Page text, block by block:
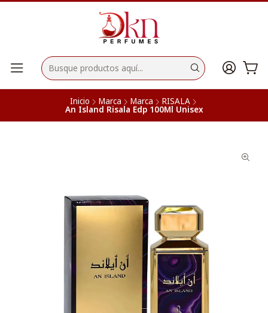
Inicio Marca Marca RISALA
An Island Risala Edp 100Ml Unisex